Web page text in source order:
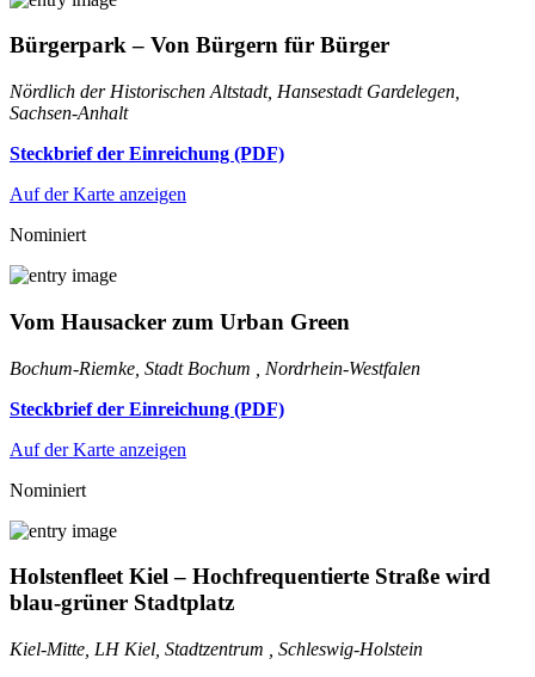
Bürgerpark – Von Bürgern für Bürger
Nördlich der Historischen Altstadt, Hansestadt Gardelegen,
Sachsen-Anhalt
Steckbrief der Einreichung (PDF)
Auf der Karte anzeigen
Nominiert
Vom Hausacker zum Urban Green
Bochum-Riemke, Stadt Bochum , Nordrhein-Westfalen
Steckbrief der Einreichung (PDF)
Auf der Karte anzeigen
Nominiert
Holstenfleet Kiel – Hochfrequentierte Straße wird
blau-grüner Stadtplatz
Kiel-Mitte, LH Kiel, Stadtzentrum , Schleswig-Holstein